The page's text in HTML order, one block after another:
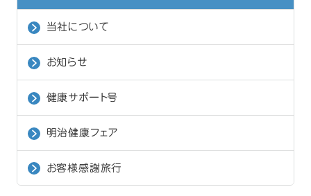
当社について
お知らせ
健康サポート号
明治健康フェア
お客様感謝旅行